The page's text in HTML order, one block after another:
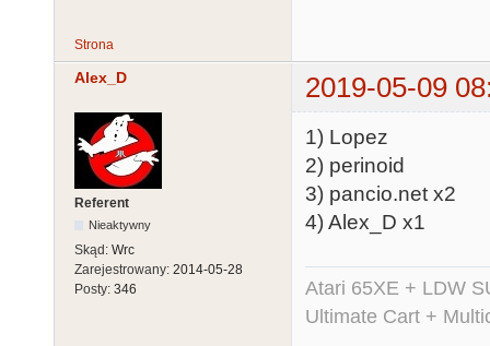
Strona
Alex_D 2019-05-09
Referent
Nieaktywny
Skąd: Wrc
Zarejestrowany: 2014-05-28
Posty: 346
1) Lopez
2) perinoid
3) pancio.net x2
4) Alex_D x1
Atari 65XE + LDW
Ultimate Cart +